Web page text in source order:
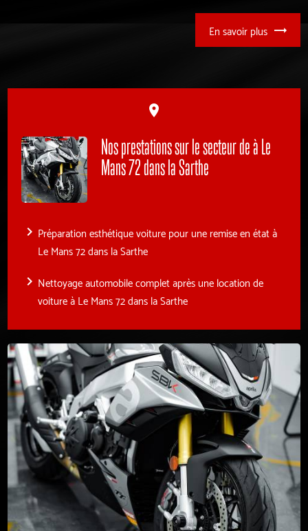
En savoir plus
place
Nos prestations sur le secteur de à Le
Mans 72 dans la Sarthe
navigate_next Préparation esthétique voiture pour une remise en état à
Le Mans 72 dans la Sarthe
navigate_next Nettoyage automobile complet après une location de
voiture à Le Mans 72 dans la Sarthe